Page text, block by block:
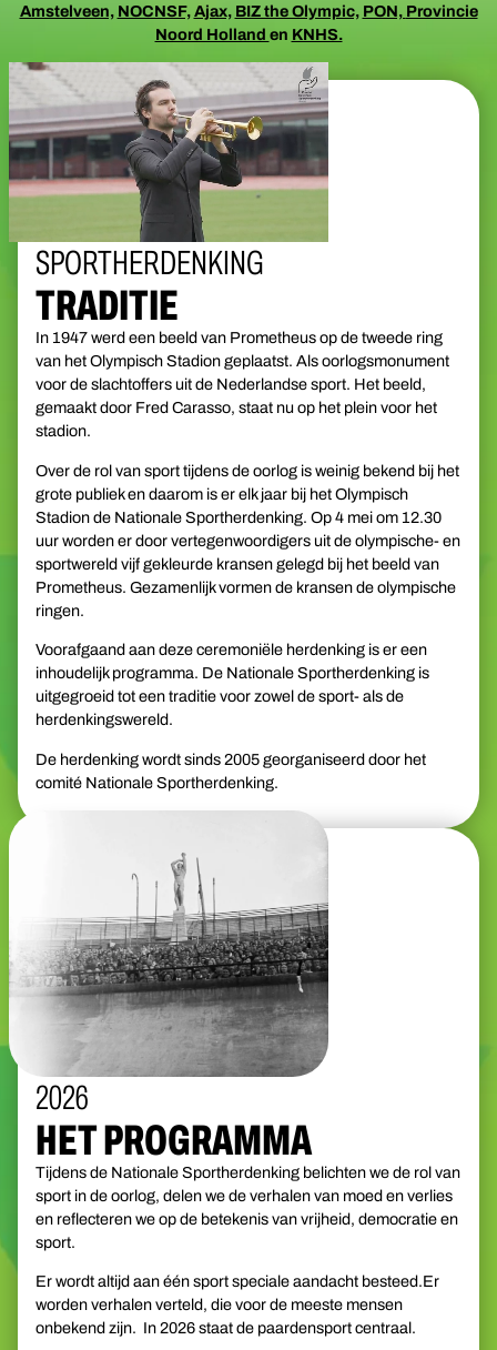
Amstelveen, NOCNSF, Ajax, BIZ the Olympic, PON, Provincie
Noord Holland en KNHS.
SPORTHERDENKING
TRADITIE
In 1947 werd een beeld van Prometheus op de tweede ring
van het Olympisch Stadion geplaatst. Als oorlogsmonument
voor de slachtoffers uit de Nederlandse sport. Het beeld,
gemaakt door Fred Carasso, staat nu op het plein voor het
stadion.
Over de rol van sport tijdens de oorlog is weinig bekend bij het
grote publiek en daarom is er elk jaar bij het Olympisch
Stadion de Nationale Sportherdenking. Op 4 mei om 12.30
uur worden er door vertegenwoordigers uit de olympische- en
sportwereld vijf gekleurde kransen gelegd bij het beeld van
Prometheus. Gezamenlijk vormen de kransen de olympische
ringen.
Voorafgaand aan deze ceremoniële herdenking is er een
inhoudelijk programma. De Nationale Sportherdenking is
uitgegroeid tot een traditie voor zowel de sport- als de
herdenkingswereld.
De herdenking wordt sinds 2005 georganiseerd door het
comité Nationale Sportherdenking.
2026
HET PROGRAMMA
Tijdens de Nationale Sportherdenking belichten we de rol van
sport in de oorlog, delen we de verhalen van moed en verlies
en reflecteren we op de betekenis van vrijheid, democratie en
sport.
Er wordt altijd aan één sport speciale aandacht besteed.Er
worden verhalen verteld, die voor de meeste mensen
onbekend zijn. In 2026 staat de paardensport centraal.